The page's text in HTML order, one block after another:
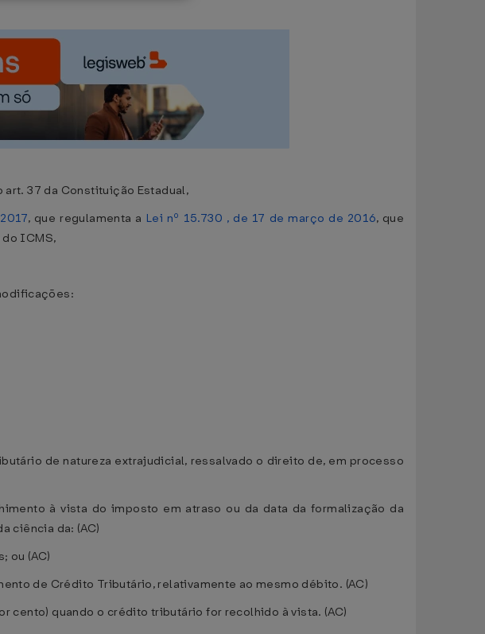
37 da Constituição Estadual,
, que regulamenta a Lei nº 15.730 , de 17 de março de 2016, que
ICMS,
de natureza extrajudicial, ressalvado o direito de, em processo
à vista do imposto em atraso ou da data da formalização da
ciência da: (AC)
ou (AC)
de Crédito Tributário, relativamente ao mesmo débito. (AC)
cento) quando o crédito tributário for recolhido à vista. (AC)